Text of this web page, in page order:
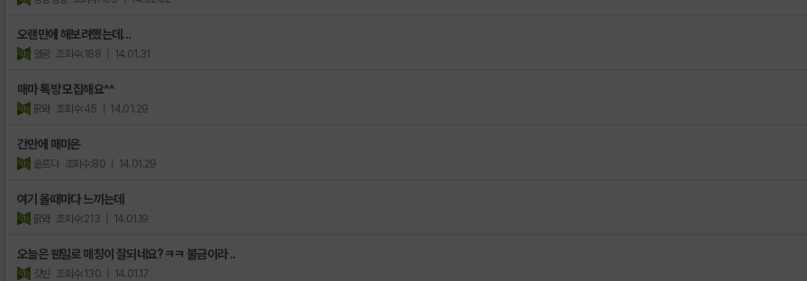
오랜만에 해보려했는데...
열광 조회수:188 | 14.01.31
매마 톡방 모집해요^^
팕뫄 조회수:45 | 14.01.29
간만에 매마온
슬프다 조회수:80 | 14.01.29
여기 올때마다 느끼는데
팕뫄 조회수:213 | 14.01.19
오늘은 웬일로 매칭이 잘되네요?ㅋㅋ 불금이라 ..
갓빈 조회수:130 | 14.01.17